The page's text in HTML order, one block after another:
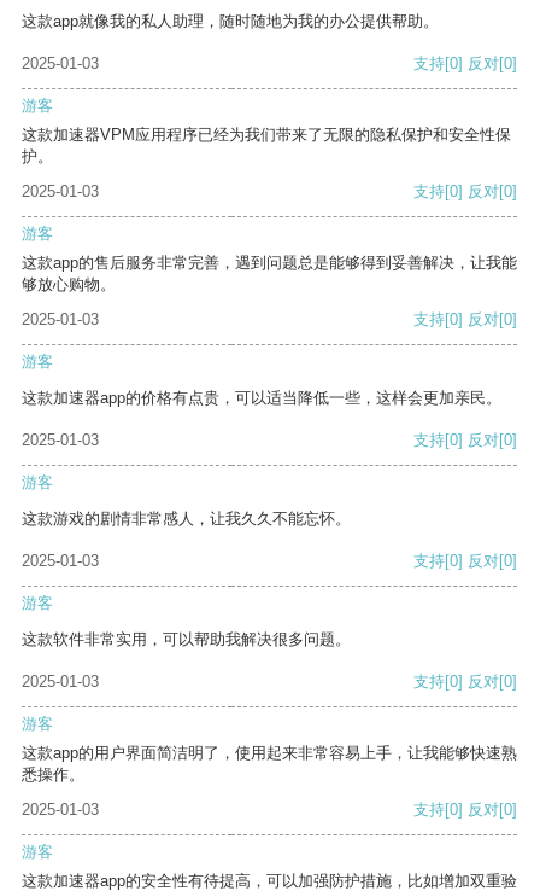
这款app就像我的私人助理，随时随地为我的办公提供帮助。
2025-01-03 支持[0] 反对[0]
游客
这款加速器VPM应用程序已经为我们带来了无限的隐私保护和安全性保
护。
2025-01-03
支持[0] 反对[0]
游客
这款app的售后服务非常完善，遇到问题总是能够得到妥善解决，让我能
够放心购物。
2025-01-03
支持[0] 反对[0]
游客
这款加速器app的价格有点贵，可以适当降低一些，这样会更加亲民。
2025-01-03 支持[0] 反对[0]
游客
这款游戏的剧情非常感人，让我久久不能忘怀。
2025-01-03 支持[0] 反对[0]
游客
这款软件非常实用，可以帮助我解决很多问题。
2025-01-03 支持[0] 反对[0]
游客
这款app的用户界面简洁明了，使用起来非常容易上手，让我能够快速熟
悉操作。
2025-01-03
支持[0] 反对[0]
游客
这款加速器app的安全性有待提高，可以加强防护措施，比如增加双重验